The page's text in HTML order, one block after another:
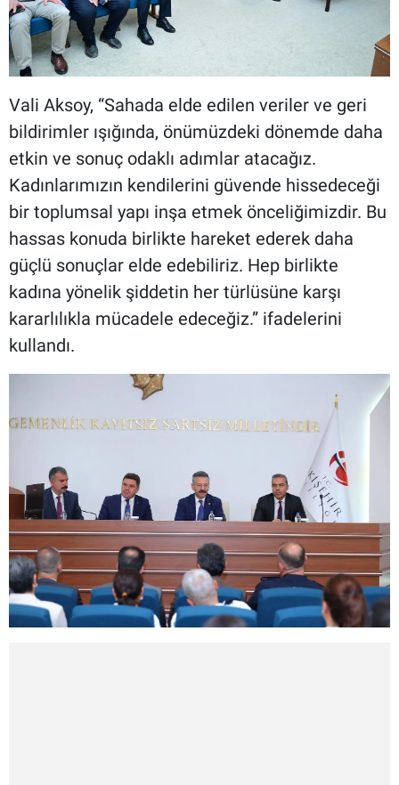
Vali Aksoy, “Sahada elde edilen veriler ve geri
bildirimler ışığında, önümüzdeki dönemde daha
etkin ve sonuç odaklı adımlar atacağız.
Kadınlarımızın kendilerini güvende hissedeceği
bir toplumsal yapı inşa etmek önceliğimizdir. Bu
hassas konuda birlikte hareket ederek daha
güçlü sonuçlar elde edebiliriz. Hep birlikte
kadına yönelik şiddetin her türlüsüne karşı
kararlılıkla mücadele edeceğiz.” ifadelerini
kullandı.